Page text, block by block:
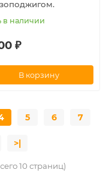
в наличии
₽
В корзину
5 6 7
>|
10 страниц)